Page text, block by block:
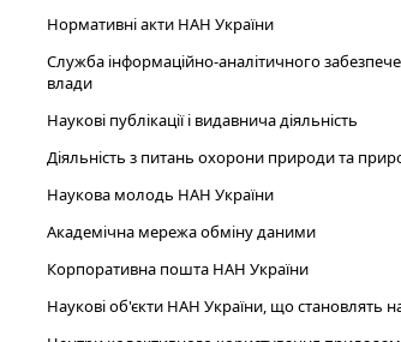
Нормативні акти НАН України
Служба інформаційно-аналітичного
влади
Наукові публікації і видавнича діяльність
Діяльність з питань охорони природи та
Наукова молодь НАН України
Академічна мережа обміну даними
Корпоративна пошта НАН України
Наукові об'єкти НАН України, що становлять